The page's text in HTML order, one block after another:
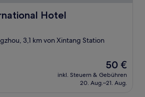
Hotel
Hotel
3,1 km von Xintang Station
Der
Preis
beträgt
50 €
inkl. Steuern & Gebühren
20. Aug.–21. Aug.